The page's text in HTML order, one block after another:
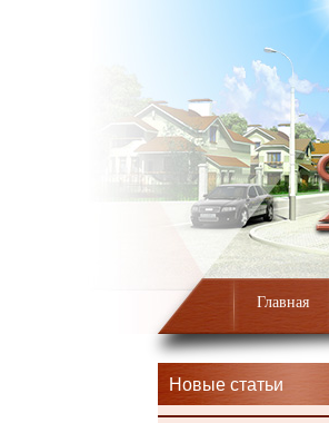
Главная
Новые статьи